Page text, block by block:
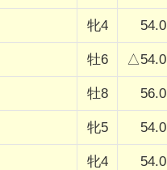
牝4 54.0
牡6 △54.0
牡8 56.0
牝5 54.0
牝4 54.0